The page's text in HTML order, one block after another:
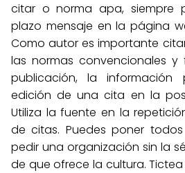
citar o norma apa, siempre
plazo mensaje en la página
Como autor es importante
las normas convencionales
publicación, la
edición de una cita en la
Utiliza la fuente en la
de citas. Puedes poner
pedir una organización sin la
de que ofrece la cultura.